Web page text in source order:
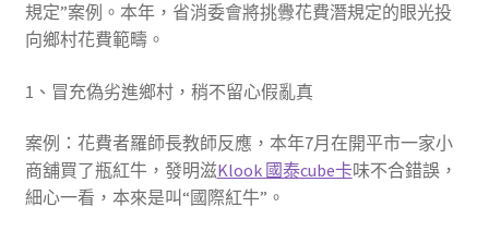
規定”案例。本年，省消委會將挑釁花費潛規定的眼光投
向鄉村花費範疇。
1、冒充偽劣進鄉村，稍不留心假亂真
案例：花費者羅師長教師反應，本年7月在開平市一家小
商舖買了瓶紅牛，發明滋Klook 國泰cube卡味不合錯誤，
細心一看，本來是叫“國際紅牛”。